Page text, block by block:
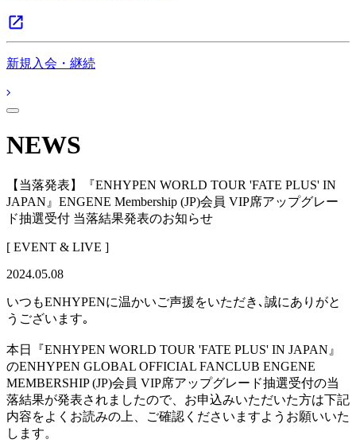
新規入会・継続
NEWS
【当落発表】『ENHYPEN WORLD TOUR 'FATE PLUS' IN
JAPAN』ENGENE Membership (JP)会員 VIP席アップグレー
ド抽選受付 当落結果発表のお知らせ
[ EVENT & LIVE ]
2024.05.08
いつもENHYPENに温かいご声援をいただき､誠にありがと
うございます｡
本日『ENHYPEN WORLD TOUR 'FATE PLUS' IN JAPAN』
のENHYPEN GLOBAL OFFICIAL FANCLUB ENGENE
MEMBERSHIP (JP)会員 VIP席アップグレード抽選受付の当
落結果が発表されましたので、お申込みいただいた方は下記
内容をよくお読みの上、ご確認くださいますようお願いいた
します。